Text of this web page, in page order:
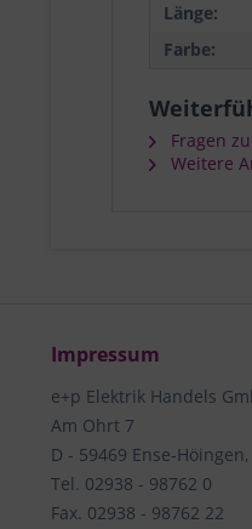
Länge:
Farbe:
Fragen
Weitere
Impressum
e+p Elektrik Handels
Am Ohrt 7
D - 59469 Ense-
Tel. 02938 - 98762 0
Fax. 02938 - 98762 22